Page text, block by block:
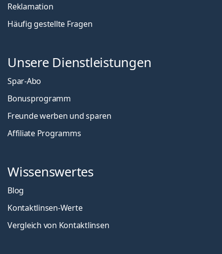
Reklamation
Häufig gestellte Fragen
Unsere Dienstleistungen
Spar-Abo
Bonusprogramm
Freunde werben und sparen
Affiliate Programms
Wissenswertes
Blog
Kontaktlinsen-Werte
Vergleich von Kontaktlinsen